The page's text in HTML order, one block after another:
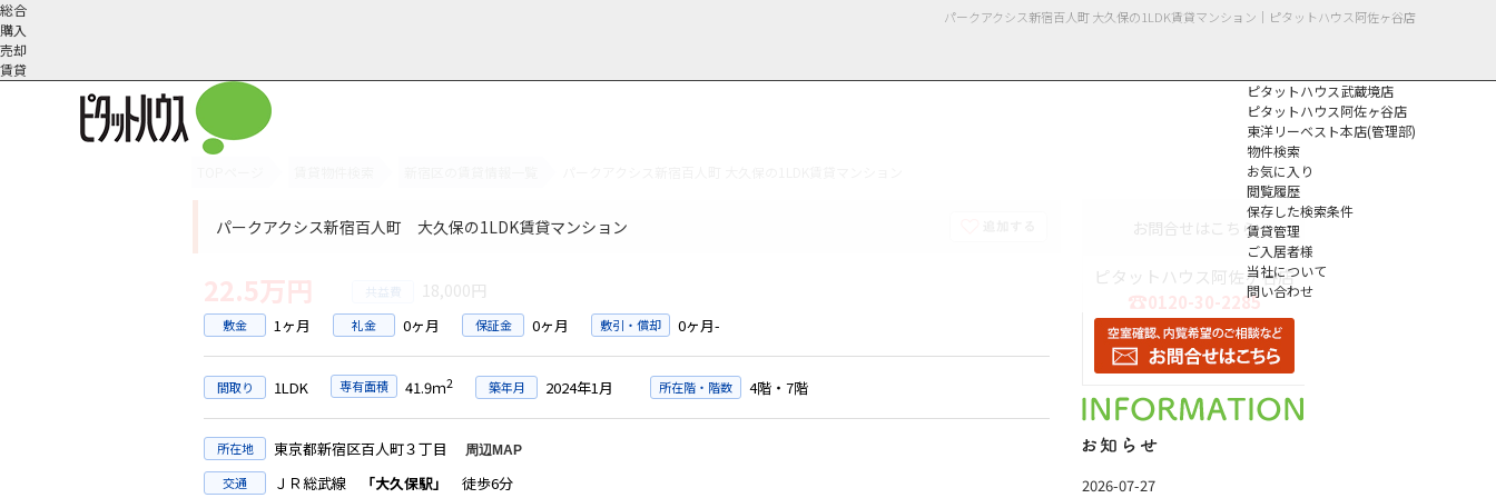
パークアクシス新宿百人町 大久保の1LDK賃貸マンション｜ピタットハウス阿佐ヶ谷店
総合
購入
売却
賃貸
ピタットハウス武蔵境店
ピタットハウス阿佐ヶ谷店
東洋リーベスト本店(管理部)
物件検索
お気に入り
閲覧履歴
保存した検索条件
賃貸管理
オーナー様へ 賃貸業務内容 管理物件一覧
ご入居者様
契約内容・更新等 住まいのトラブル ご解約について
当社について
会社概要 スタッフ紹介 採用情報 お知らせ・ブログ
問い合わせ
パークアクシス新宿百人町 大久保の1LDK賃貸マンション
22.5万円 18,000円
敷金 1ヶ月 礼金 0ヶ月 保証金 0ヶ月 敷引・償却 0ヶ月-
間取り 1LDK 専有面積 41.9ｍ2 築年月 2024年1月 所在階・階数 4階・7階
所在地 東京都新宿区百人町３丁目 周辺MAP
交通 ＪＲ総武線 「大久保駅」
徒歩6分
お問合せはこちら
ピタットハウス阿佐ヶ谷店
0120-30-2285